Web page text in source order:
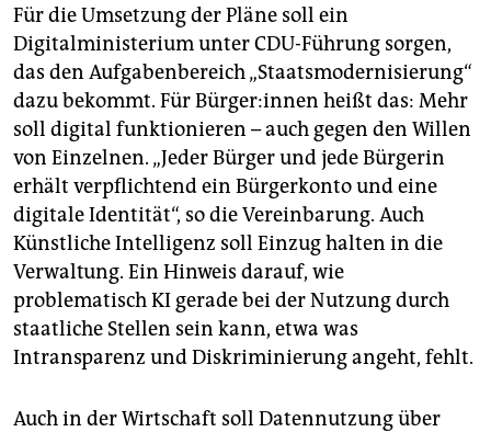
Für die Umsetzung der Pläne soll ein
Digitalministerium unter CDU-Führung sorgen,
das den Aufgabenbereich „Staatsmodernisierung“
dazu bekommt. Für Bür­ge­r:in­nen heißt das: Mehr
soll digital funktionieren – auch gegen den Willen
von Einzelnen. „Jeder Bürger und jede Bürgerin
erhält verpflichtend ein Bürgerkonto und eine
digitale Identität“, so die Vereinbarung. Auch
Künstliche Intelligenz soll Einzug halten in die
Verwaltung. Ein Hinweis darauf, wie
problematisch KI gerade bei der Nutzung durch
staatliche Stellen sein kann, etwa was
Intransparenz und Diskriminierung angeht, fehlt.
Auch in der Wirtschaft soll Datennutzung über